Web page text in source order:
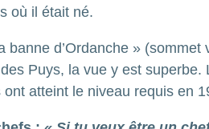
où il était né.
d’Ordanche »
Puys, la vue y est
atteint le niveau requis en